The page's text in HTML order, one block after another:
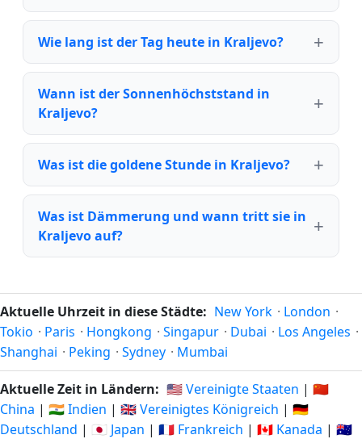
Wie lang ist der Tag heute in Kraljevo?
Wann ist der Sonnenhöchststand in
Kraljevo?
Was ist die goldene Stunde in Kraljevo?
Was ist Dämmerung und wann tritt sie in
Kraljevo auf?
Aktuelle Uhrzeit in diese Städte: New York · London ·
Tokio · Paris · Hongkong · Singapur · Dubai · Los Angeles ·
Shanghai · Peking · Sydney · Mumbai
Aktuelle Zeit in Ländern: 🇺🇸 Vereinigte Staaten | 🇨🇳
China | 🇮🇳 Indien | 🇬🇧 Vereinigtes Königreich | 🇩🇪
Deutschland | 🇯🇵 Japan | 🇫🇷 Frankreich | 🇨🇦 Kanada | 🇦🇺